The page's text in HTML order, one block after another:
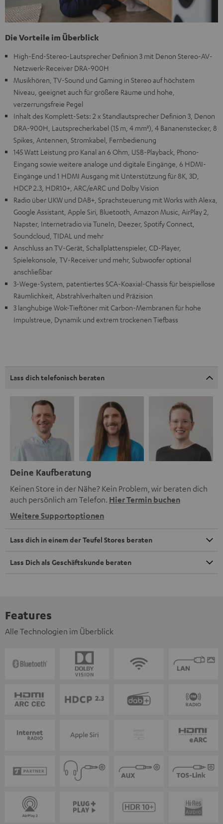
Die Vorteile im Überblick
High-End-Stereo-Lautsprecher Definion 3 mit Denon Stereo-AV-
Netzwerk-Receiver DRA-900H
Musikhören, TV-Sound und Gaming in Stereo auf höchstem
Niveau, geeignet auch für größere Räume und hohe,
verzerrungsfreie Pegel
Inhalt des Komplett-Sets: 2 x Standlautsprecher Definion 3, Denon
DRA-900H, Lautsprecherkabel (15 m, 4 mm²), 4 Bananenstecker, 8
Spikes, Antennen, Stromkabel, Fernbedienung
145 Watt Leistung pro Kanal an 6 Ohm, USB-Playback, Phono-
Eingang sowie weitere analoge und digitale Eingänge, 6 HDMI-
Eingänge und 1 HDMI Ausgang mit Unterstützung für 8K, 3D,
HDCP 2.3, HDR10+, ARC/eARC und Dolby Vision
Radio über UKW und DAB+, Sprachsteuerung mit Works with Alexa,
Google Assistant, Apple Siri, Bluetooth, Amazon Music, AirPlay 2,
Napster, Internetradio via TuneIn, Deezer, Spotify Connect,
Soundcloud, TIDAL und mehr
Anschluss an TV-Gerät, Schallplattenspieler, CD-Player,
Spielekonsole, TV-Receiver und mehr, Subwoofer optional
anschließbar
3-Wege-System, patentiertes SCA-Koaxial-Chassis für beispiellose
Räumlichkeit, Abstrahlverhalten und Präzision
3 langhubige Wok-Tieftöner mit Carbon-Membranen für hohe
Impulstreue, Dynamik und extrem trockenen Tiefbass
Lass dich telefonisch beraten
Deine Kaufberatung
Keinen Store in der Nähe? Kein Problem, wir beraten dich
auch persönlich am Telefon. Hier Termin buchen
Weitere Supportoptionen
Lass dich in einem der Teufel Stores beraten
Lass Dich als Geschäftskunde beraten
Features
Alle Technologien im Überblick